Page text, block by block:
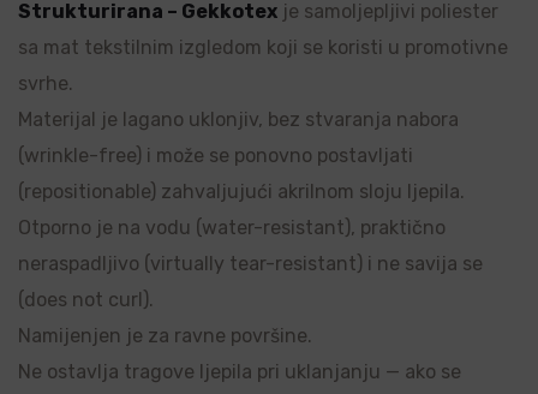
Strukturirana – Gekkotex je samoljepljivi poliester
sa mat tekstilnim izgledom koji se koristi u promotivne
svrhe.
Materijal je lagano uklonjiv, bez stvaranja nabora
(wrinkle-free) i može se ponovno postavljati
(repositionable) zahvaljujući akrilnom sloju ljepila.
Otporno je na vodu (water-resistant), praktično
neraspadljivo (virtually tear-resistant) i ne savija se
(does not curl).
Namijenjen je za ravne površine.
Ne ostavlja tragove ljepila pri uklanjanju — ako se